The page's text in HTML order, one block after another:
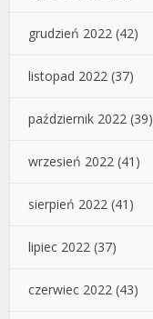
grudzień 2022 (42)
listopad 2022 (37)
październik 2022 (39)
wrzesień 2022 (41)
sierpień 2022 (41)
lipiec 2022 (37)
czerwiec 2022 (43)